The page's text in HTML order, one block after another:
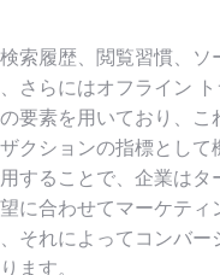
索履歴、閲覧習慣、ソ
さらにはオフライン ト
要素を用いており、こ
クションの指標として
することで、企業はタ
に合わせてマーケティ
それによってコンバー
ます。